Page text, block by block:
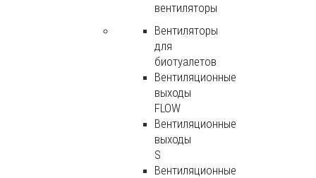
вентиляторы
Вентиляторы
для
биотуалетов
Вентиляционные
выходы
FLOW
Вентиляционные
выходы
S
Вентиляционные